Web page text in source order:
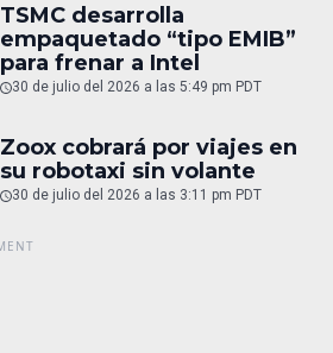
TSMC desarrolla
empaquetado “tipo EMIB”
para frenar a Intel
30 de julio del 2026 a las 5:49 pm PDT
Zoox cobrará por viajes en
su robotaxi sin volante
30 de julio del 2026 a las 3:11 pm PDT